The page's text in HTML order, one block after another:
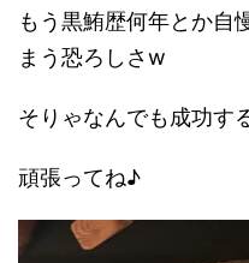
もう黒鮪歴何年とか自
まう恐ろしさw
そりゃなんでも成功す
頑張ってね♪